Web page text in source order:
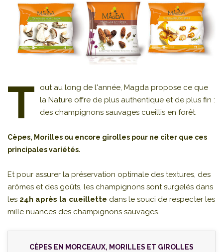
T
out au long de l'année, Magda propose ce que
la Nature offre de plus authentique et de plus fin :
des champignons sauvages cueillis en forêt.
Cèpes, Morilles ou encore girolles pour ne citer que ces
principales variétés.
Et pour assurer la préservation optimale des textures, des
arômes et des goûts, les champignons sont surgelés dans
les 24h après la cueillette dans le souci de respecter les
mille nuances des champignons sauvages.
CÈPES EN MORCEAUX, MORILLES ET GIROLLES